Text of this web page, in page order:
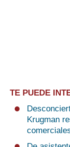
TE PUEDE
Krugman